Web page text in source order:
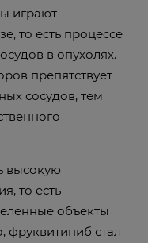
играют
то есть процессе
в опухолях.
препятствует
сосудов, тем
высокую
то есть
объекты
фруквитиниб стал